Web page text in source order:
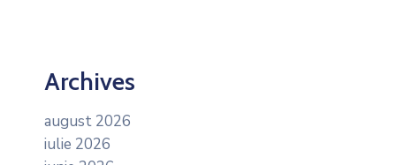
Archives
august 2026
iulie 2026